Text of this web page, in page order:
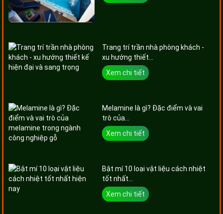
Trang trí trần nhà phòng khách -
xu hướng thiết...
Xem chi tiết
Melamine là gì? Đặc điểm và vai
trò của...
Xem chi tiết
Bật mí 10 loại vật liệu cách nhiệt
tốt nhất...
Xem chi tiết